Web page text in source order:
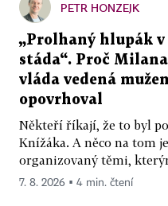
PETR HONZEJK
„Prolhaný hlupák
stáda“. Proč
vláda vedená
opovrhoval
Někteří říkají, že to byl
Knížáka. A něco na tom
organizovaný těmi,
7. 8. 2026 ▪ 4 min. čtení